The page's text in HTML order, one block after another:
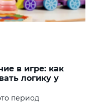
в игре: как
логику у
период